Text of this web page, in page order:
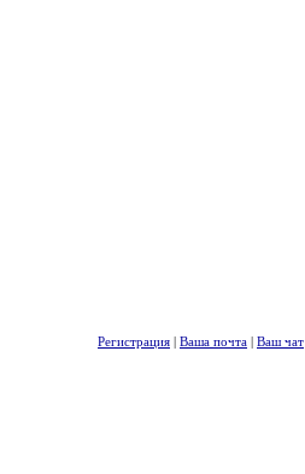
Регистрация | Ваша почта | Ваш чат